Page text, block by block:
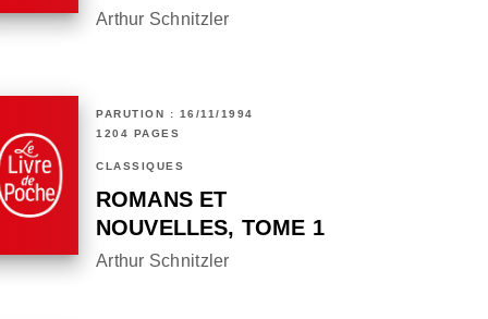
Arthur Schnitzler
PARUTION : 16/11/1994
1204 PAGES
CLASSIQUES
ROMANS ET
NOUVELLES, TOME 1
Arthur Schnitzler